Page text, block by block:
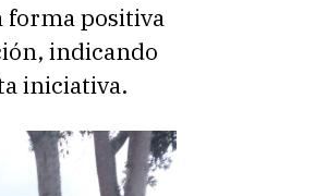
forma positiva
indicando
iniciativa.